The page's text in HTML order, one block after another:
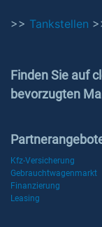
>> Tankstellen
Finden Sie auf
bevorzugten
Kfz-Versicherung
Gebrauchtwagenmarkt
Finanzierung
Leasing